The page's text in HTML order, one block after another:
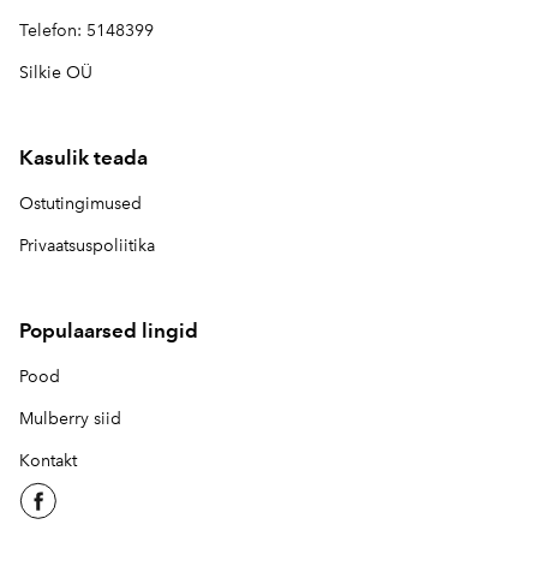
Telefon: 5148399
Silkie OÜ
Kasulik teada
Ostutingimused
Privaatsuspoliitika
Populaarsed lingid
Pood
Mulberry siid
Kontakt